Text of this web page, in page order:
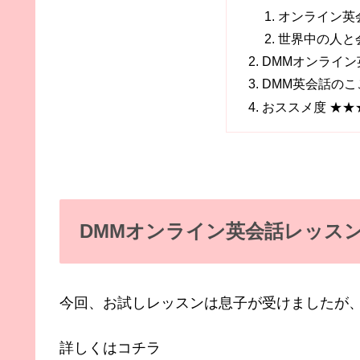
オンライン英
世界中の人と
DMMオンライ
DMM英会話の
おススメ度
DMMオンライン英会話レッス
今回、お試しレッスンは息子が受けましたが
詳しくはコチラ